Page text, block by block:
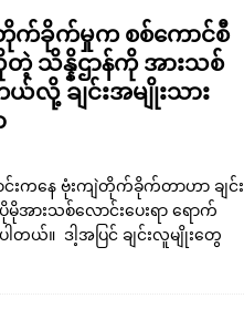
တိုက်ခိုက်မှုက စစ်ကောင်စီ
တဲ့ သိန္နိဌာန်ကို အားသစ်
ယ်လို့ ချင်းအမျိုးသား
င်းကနေ ဗုံးကျဲတိုက်ခိုက်တာဟာ ချင်း
အားသစ်လောင်းပေးရာ ရောက်
တယ်။ ဒါ့အပြင် ချင်းလူမျိုးတွေ